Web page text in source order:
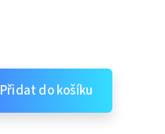
Přidat do košíku